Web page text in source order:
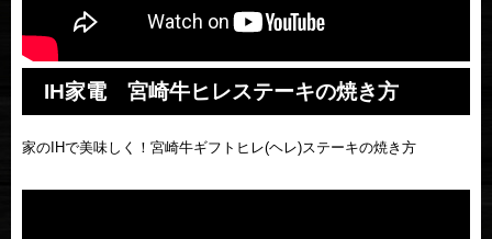
IH家電 宮崎牛ヒレステーキの焼き方
家のIHで美味しく！宮崎牛ギフトヒレ(ヘレ)ステーキの焼き方